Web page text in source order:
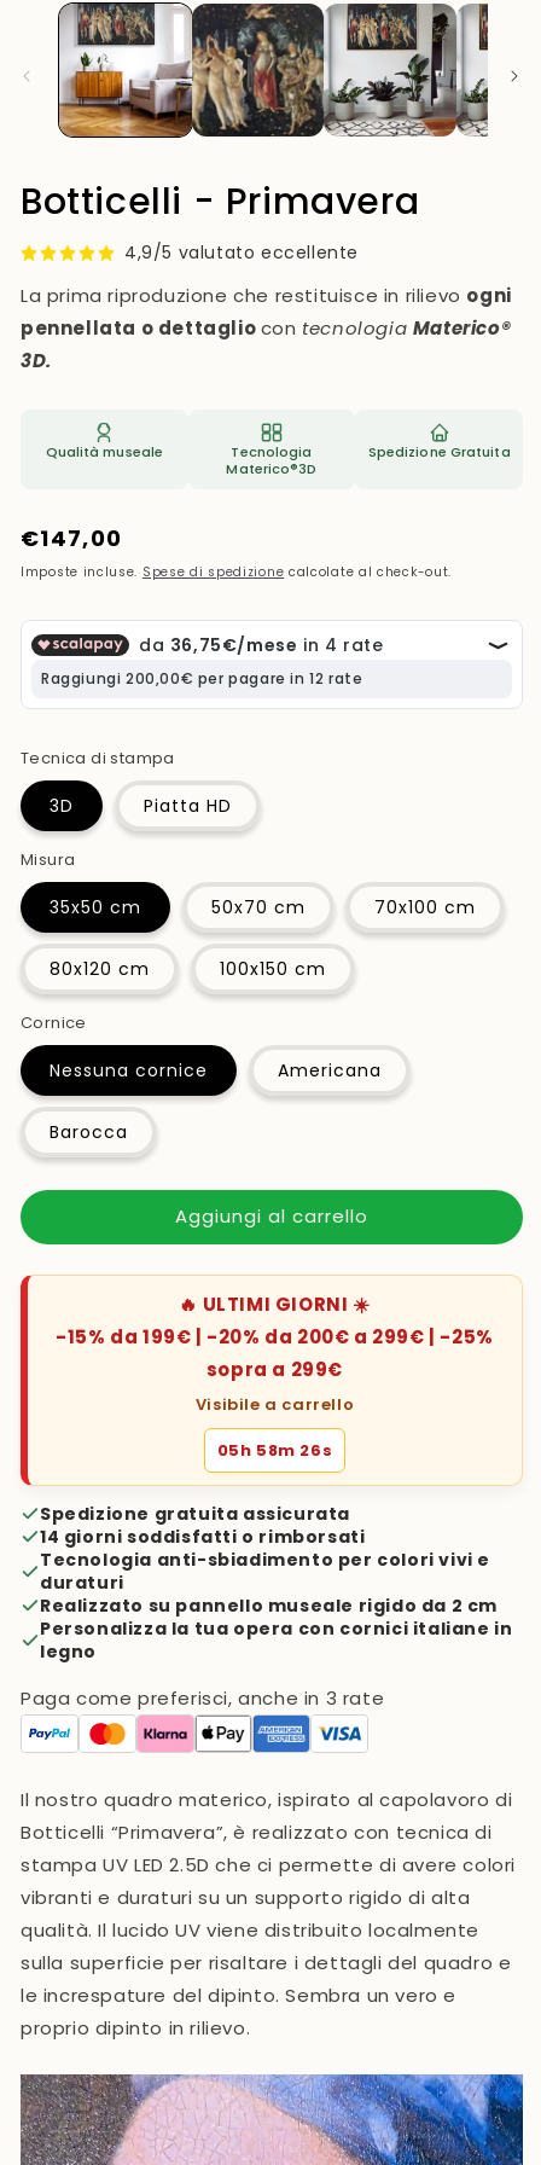
Botticelli - Primavera
4,9/5 valutato eccellente
La prima riproduzione che restituisce in rilievo ogni
pennellata o dettagliocon tecnologia Materico®
3D.
Qualità museale
Tecnologia
Materico®3D
Spedizione Gratuita
Prezzo
di
€147,00
Imposte incluse. Spese di spedizione calcolate al check-out.
Tecnica di stampa
3D Piatta HD
Misura
35x50 cm 50x70 cm 70x100 cm
80x120 cm 100x150 cm
Cornice
Nessuna cornice Americana
Barocca
Aggiungi al carrello
🔥 ULTIMI GIORNI ☀️
-15% da 199€ | -20% da 200€ a 299€ | -25%
sopra a 299€
Visibile a carrello
05h 58m 25s
Spedizione gratuita assicurata
14 giorni soddisfatti o rimborsati
Tecnologia anti-sbiadimento per colori vivi e
duraturi
Realizzato su pannello museale rigido da 2 cm
Personalizza la tua opera con cornici italiane in
legno
Paga come preferisci, anche in 3 rate
Il nostro quadro materico, ispirato al capolavoro di
Botticelli “Primavera”, è realizzato con tecnica di
stampa UV LED 2.5D che ci permette di avere colori
vibranti e duraturi su un supporto rigido di alta
qualità. Il lucido UV viene distribuito localmente
sulla superficie per risaltare i dettagli del quadro e
le increspature del dipinto. Sembra un vero e
proprio dipinto in rilievo.